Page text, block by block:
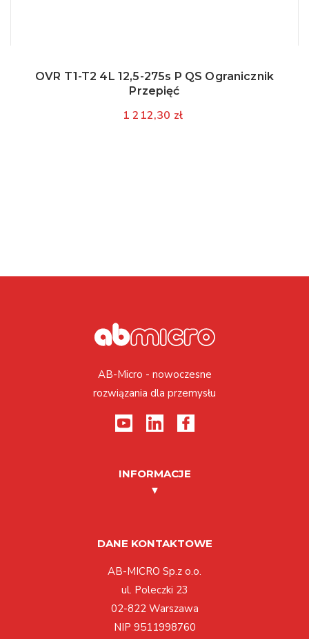
OVR T1-T2 4L 12,5-275s P QS Ogranicznik
Przepięć
1 212,30 zł
AB-Micro - nowoczesne
rozwiązania dla przemysłu
INFORMACJE
DANE KONTAKTOWE
AB-MICRO Sp.z o.o.
ul. Poleczki 23
02-822 Warszawa
NIP 9511998760